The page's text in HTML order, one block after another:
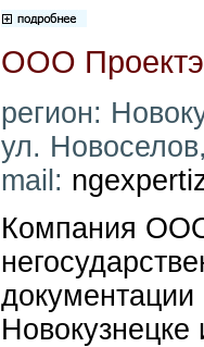
ООО
регион:
ул.
mail:
Компания ООО